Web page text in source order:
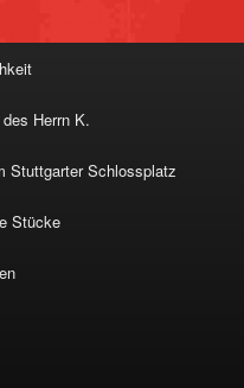
Herrn K.
Stuttgarter Schlossplatz
Stücke